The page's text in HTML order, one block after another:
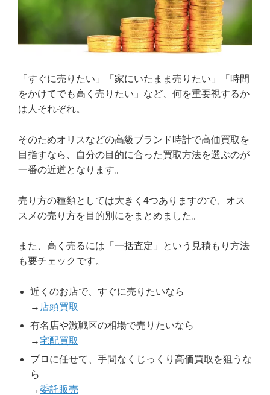
「すぐに売りたい」「家にいたまま売りたい」「時間
をかけてでも高く売りたい」など、何を重要視するか
は人それぞれ。
そのためオリスなどの高級ブランド時計で高価買取を
目指すなら、自分の目的に合った買取方法を選ぶのが
一番の近道となります。
売り方の種類としては大きく4つありますので、オス
スメの売り方を目的別にをまとめました。
また、高く売るには「一括査定」という見積もり方法
も要チェックです。
近くのお店で、すぐに売りたいなら
→ 店頭買取
有名店や激戦区の相場で売りたいなら
→宅配買取
プロに任せて、手間なくじっくり高価買取を狙うな
ら
→委託販売